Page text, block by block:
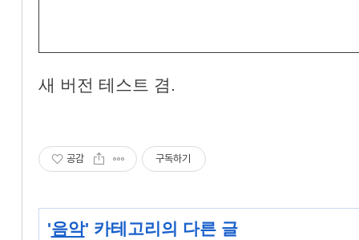
새 버전 테스트 겸.
공감 구독하기
'음악' 카테고리의 다른 글